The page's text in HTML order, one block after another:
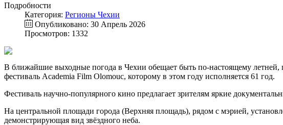
Подробности
Категория: Регионы Чехии
Опубликовано: 30 Апрель 2026
Просмотров: 1332
В ближайшие выходные погода в Чехии обещает быть по-настоящему
фестиваль Academia Film Olomouc, которому в этом году исполняется 61 год.
Фестиваль научно-популярного кино предлагает зрителям яркие
На центральной площади города (Верхняя площадь), рядом с мэрией,
демонстрирующая вид звёздного неба.